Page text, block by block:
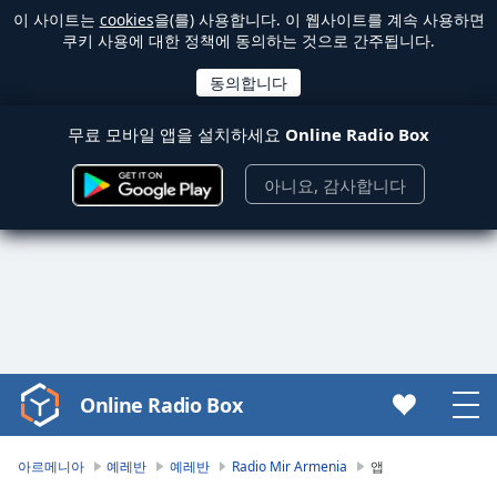
이 사이트는 cookies을(를) 사용합니다. 이 웹사이트를 계속 사용하면
쿠키 사용에 대한 정책에 동의하는 것으로 간주됩니다.
무료 모바일 앱을 설치하세요 Online Radio Box
아니요, 감사합니다
Video
Player
Online Radio Box
아르메니아 예레반 예레반 Radio Mir Armenia 앱